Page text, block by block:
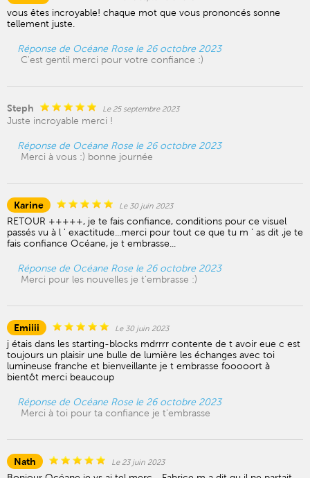
vous êtes incroyable! chaque mot que vous prononcés sonne
tellement juste.
Réponse de Océane Rose le 26 octobre 2023
C'est gentil merci pour votre confiance :)
Steph Le 25 septembre 2023
Juste incroyable merci !
Réponse de Océane Rose le 26 octobre 2023
Merci à vous :) bonne journée
Karine Le 30 juin 2023
RETOUR +++++, je te fais confiance, conditions pour ce visuel
passés vu à l ' exactitude...merci pour tout ce que tu m ' as dit ,je te
fais confiance Océane, je t embrasse...
Réponse de Océane Rose le 26 octobre 2023
Merci pour les nouvelles je t'embrasse :)
Emiiii Le 30 juin 2023
j étais dans les starting-blocks mdrrrr contente de t avoir eue c est
toujours un plaisir une bulle de lumière les échanges avec toi
lumineuse franche et bienveillante je t embrasse fooooort à
bientôt merci beaucoup
Réponse de Océane Rose le 26 octobre 2023
Merci à toi pour ta confiance je t'embrasse
Nath Le 23 juin 2023